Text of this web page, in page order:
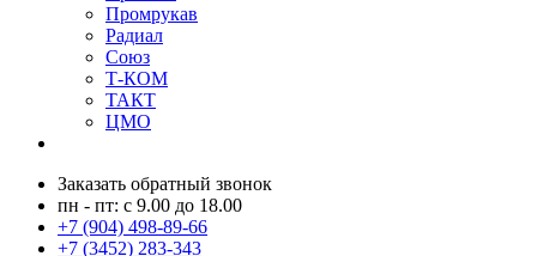
Промрукав
Радиал
Союз
Т-КОМ
ТАКТ
ЦМО
Заказать обратный звонок
пн - пт: с 9.00 до 18.00
+7 (904) 498-89-66
+7 (3452) 283-343